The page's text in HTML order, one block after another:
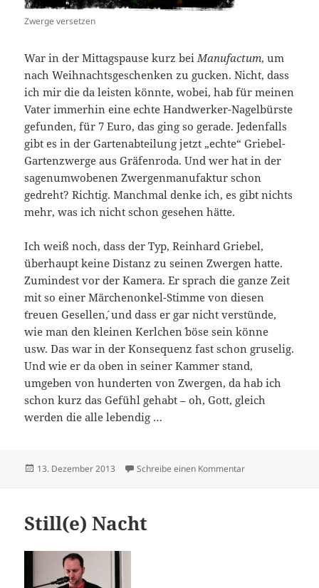
Zwerge versetzen
War in der Mittagspause kurz beiManufactum, um
nach Weihnachtsgeschenken zu gucken. Nicht, dass
ich mir die da leisten könnte, wobei, hab für meinen
Vater immerhin eine echte Handwerker-Nagelbürste
gefunden, für 7 Euro, das ging so gerade. Jedenfalls
gibt es in der Gartenabteilung jetzt „echte“ Griebel-
Gartenzwerge aus Gräfenroda. Und wer hat in der
sagenumwobenen Zwergenmanufaktur schon
gedreht? Richtig. Manchmal denke ich, es gibt nichts
mehr, was ich nicht schon gesehen hätte.
Ich weiß noch, dass der Typ, Reinhard Griebel,
überhaupt keine Distanz zu seinen Zwergen hatte.
Zumindest vor der Kamera. Er sprach die ganze Zeit
mit so einer Märchenonkel-Stimme von diesen
`treuen Gesellen´, und dass er gar nicht verstünde,
wie man den `kleinen Kerlchen´ böse sein könne
usw. Das war in der Konsequenz fast schon gruselig.
Und wie er da oben in seiner Kammer stand,
umgeben von hunderten von Zwergen, da hab ich
schon kurz das Gefühl gehabt – oh, Gott, gleich
werden die alle lebendig …
Veröffentlicht
13. Dezember 2013 Schreibe einen Kommentarzu Manufak
Still(e) Nacht